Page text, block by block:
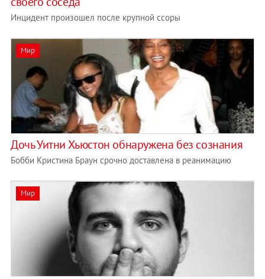
Инцидент произошел после крупной ссоры
Мир
Дочь Уитни Хьюстон обнаружена без сознания
Бобби Кристина Браун срочно доставлена в реанимацию
Мир